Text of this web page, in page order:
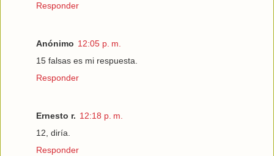
Responder
Anónimo 12:05 p. m.
15 falsas es mi respuesta.
Responder
Ernesto r. 12:18 p. m.
12, diría.
Responder